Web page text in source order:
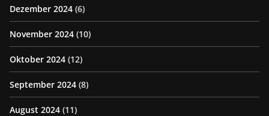
Dezember 2024 (6)
November 2024 (10)
Oktober 2024 (12)
September 2024 (8)
August 2024 (11)